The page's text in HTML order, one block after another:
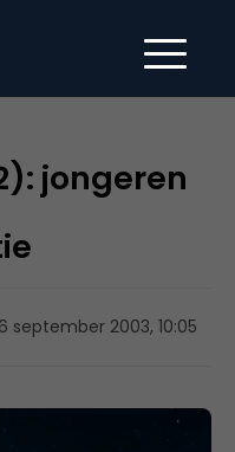
jongeren
september 2003, 10:05